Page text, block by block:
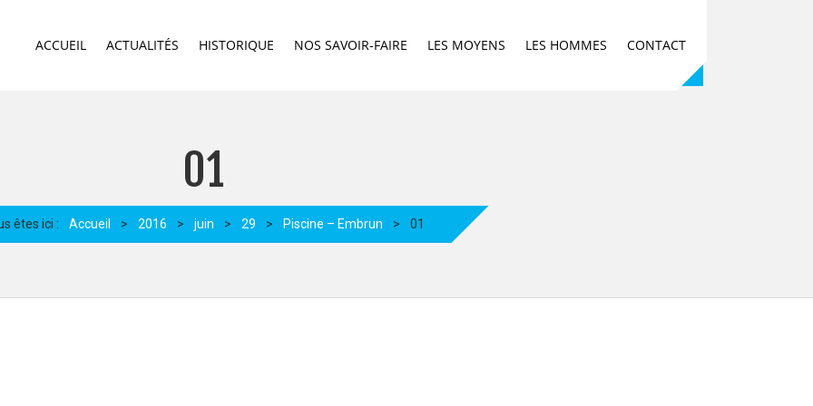
ACCUEIL ACTUALITÉS HISTORIQUE NOS SAVOIR-FAIRE LES MOYENS LES HOMMES CONTACT
01
êtes ici : Accueil > 2016 > juin > 29 > Piscine – Embrun > 01